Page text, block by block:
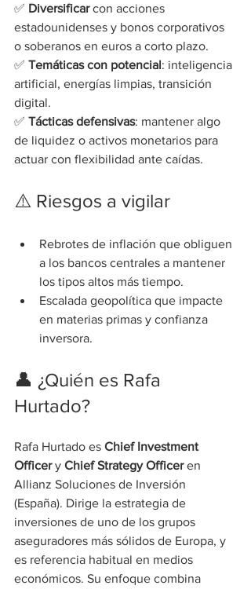
✅ Diversificar con acciones
estadounidenses y bonos corporativos
o soberanos en euros a corto plazo.
✅ Temáticas con potencial: inteligencia
artificial, energías limpias, transición
digital.
✅ Tácticas defensivas: mantener algo
de liquidez o activos monetarios para
actuar con flexibilidad ante caídas.
⚠️ Riesgos a vigilar
Rebrotes de inflación que obliguen
a los bancos centrales a mantener
los tipos altos más tiempo.
Escalada geopolítica que impacte
en materias primas y confianza
inversora.
👤 ¿Quién es Rafa
Hurtado?
Rafa Hurtado es Chief Investment
Officer y Chief Strategy Officer en
Allianz Soluciones de Inversión
(España). Dirige la estrategia de
inversiones de uno de los grupos
aseguradores más sólidos de Europa, y
es referencia habitual en medios
económicos. Su enfoque combina